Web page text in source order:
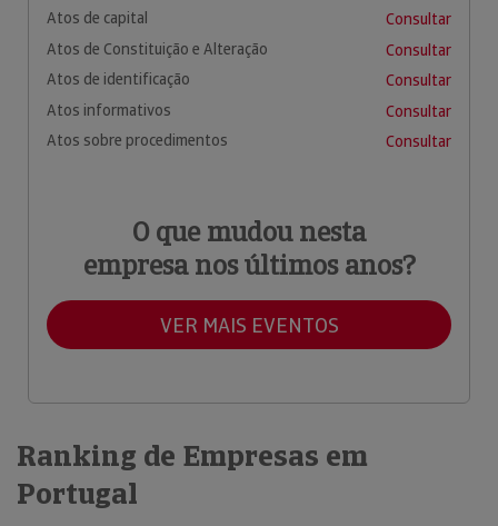
Atos de capital
Consultar
Atos de Constituição e Alteração
Consultar
Atos de identificação
Consultar
Atos informativos
Consultar
Atos sobre procedimentos
Consultar
O que mudou nesta
empresa nos últimos anos?
VER MAIS EVENTOS
Ranking de Empresas em
Portugal